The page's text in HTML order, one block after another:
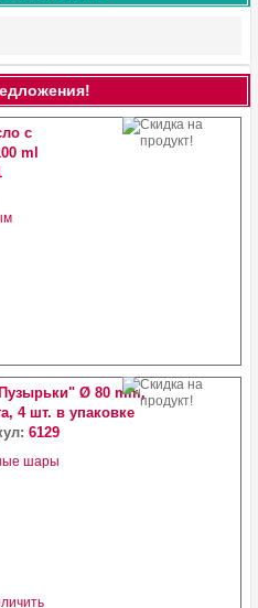
с
ml
Ø 80 mm,
4 шт. в упаковке
6129